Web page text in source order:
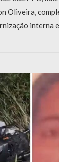
Oliveira,
interna